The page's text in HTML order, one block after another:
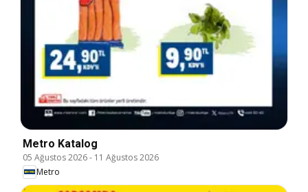
Metro Katalog
05 Ağustos 2026- 11 Ağustos 2026
Metro